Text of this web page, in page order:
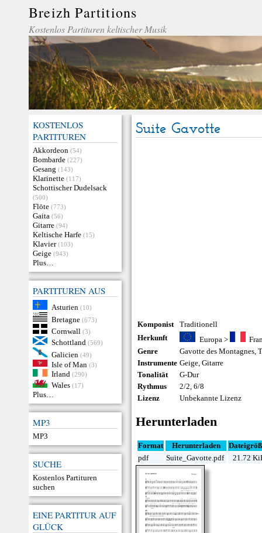
Breizh Partitions
Kostenlos Partituren keltischer Musik
KOSTENLOS
PARTITUREN
Akkordeon (54)
Bombarde (227)
Gesang (143)
Klarinette (117)
Schottischer Dudelsack
(500)
Flöte (773)
Gaita (56)
Gitarre (94)
Keltische Harfe (15)
Klavier (103)
Geige (943)
Plus…
PARTITUREN AUS
Asturien (10)
Bretagne (673)
Cornwall (3)
Schottland (569)
Galicien (49)
Isle of Man (3)
Irland (290)
Wales (17)
Plus…
MP3
MP3
SUCHE
Kostenlos Partituren
suchen
EINE PARTITUR AUF
GLÜCK
Suite Gavotte
Komponist
Traditionell
Herkunft
Europa>
Genre
Gavotte des Montagnes,
Instrumente Geige,Gitarre
Tonalität
G-Dur
Rythmus
2/2, 6/8
Lizenz
Unbekannte Lizenz
Herunterladen
Format Herunterladen
pdf
Suite_Gavotte.pdf 21.72